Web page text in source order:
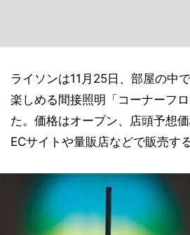
ライソンは11月25日、部屋の中
楽しめる間接照明「コーナーフ
た。価格はオープン、店頭予想
ECサイトや量販店などで販売する